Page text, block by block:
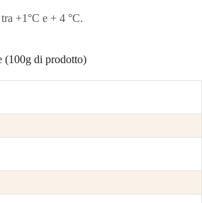
+1°C e + 4 °C.
(100g di prodotto)